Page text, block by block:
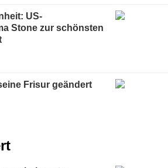
US-
Stone zur schönsten
Frisur geändert